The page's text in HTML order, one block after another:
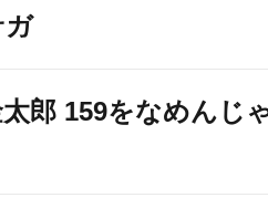
ガ
郎 159をなめんじ